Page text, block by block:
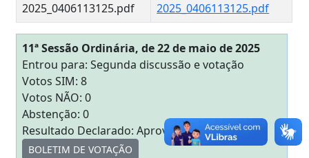
2025_0406113125.pdf
2025_0406113125.pdf
11ª Sessão Ordinária, de 22 de maio de 2025
Entrou para: Segunda discussão e votação
Votos SIM: 8
Votos NÃO: 0
Abstenção: 0
Resultado Declarado: Aprovada
BOLETIM DE VOTAÇÃO